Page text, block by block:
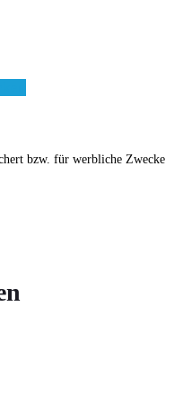
bzw. für werbliche Zwecke